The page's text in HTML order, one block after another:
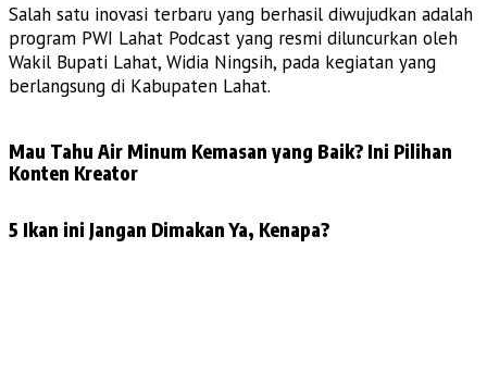
Salah satu inovasi terbaru yang berhasil diwujudkan adalah
program PWI Lahat Podcast yang resmi diluncurkan oleh
Wakil Bupati Lahat, Widia Ningsih, pada kegiatan yang
berlangsung di Kabupaten Lahat.
Mau Tahu Air Minum Kemasan yang Baik? Ini Pilihan
Konten Kreator
5 Ikan ini Jangan Dimakan Ya, Kenapa?